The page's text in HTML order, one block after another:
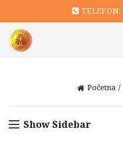
TELEFON:
Početna
Show Sidebar